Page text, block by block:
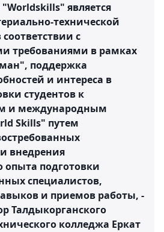
является
технической
с
требованиями в рамках
поддержка
и интереса в
студентов к
и международным
Skills" путем
внедрения
подготовки
специалистов,
и приемов работы, -
Талдыкорганского
колледжа Еркат